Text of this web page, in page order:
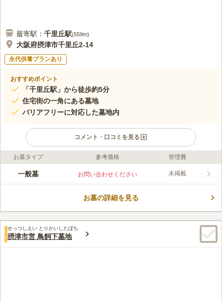
最寄駅： 千里丘駅(559m)
大阪府摂津市千里丘2-14
永代供養プランあり
おすすめポイント
「千里丘駅」から徒歩約5分
住宅街の一角にある墓地
バリアフリーに対応した墓地内
コメント・口コミを見る
ライフドット編集部のコメント
ゆったりとした時間がながれる落ち着いた雰囲気のお墓で、住宅
利用することができます。墓地内はバリアフリーにも対応してお
口コミ評価
この霊園はまだ誰からも評価されていません。
お墓タイプ 参考価格 管理費
一般墓 お問い合わせください 未掲載
お墓の詳細を見る
せっつしえい とりかいしたぼち
摂津市営 鳥飼下墓地